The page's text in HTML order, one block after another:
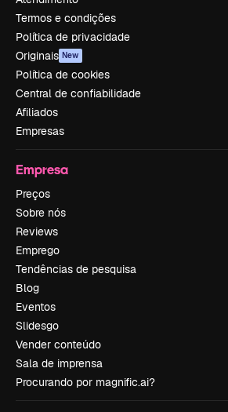
Termos e condições
Política de privacidade
Originais New
Política de cookies
Central de confiabilidade
Afiliados
Empresas
Empresa
Preços
Sobre nós
Reviews
Emprego
Tendências de pesquisa
Blog
Eventos
Slidesgo
Vender conteúdo
Sala de imprensa
Procurando por magnific.ai?